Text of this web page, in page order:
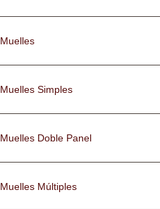
Muelles
Muelles Simples
Muelles Doble Panel
Muelles Múltiples